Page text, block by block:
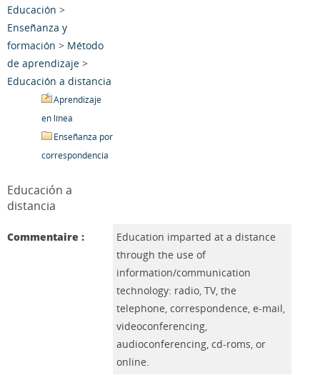
Educación >
Enseñanza y
formación > Método
de aprendizaje >
Educación a distancia
Aprendizaje
en línea
Enseñanza por
correspondencia
Educación a
distancia
Commentaire :
Education imparted at a distance
through the use of
information/communication
technology: radio, TV, the
telephone, correspondence, e-mail,
videoconferencing,
audioconferencing, cd-roms, or
online.